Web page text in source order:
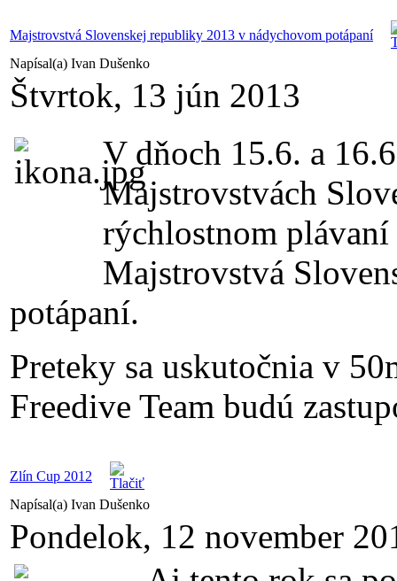
Majstrovstvá Slovenskej republiky 2013 v nádychovom potápaní
Napísal(a) Ivan Dušenko
Štvrtok, 13 jún 2013
V dňoch 15.6. a
Majstrovstvách
rýchlostnom
Majstrovstvá
potápaní.
Preteky sa uskutočnia v
Freedive Team budú
Zlín Cup 2012
Napísal(a) Ivan Dušenko
Pondelok, 12 november